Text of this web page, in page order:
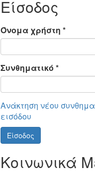
Είσοδος
Όνομα χρήστη *
Συνθηματικό *
Ανάκτηση νέου
εισόδου
Είσοδος
Κοινωνικά